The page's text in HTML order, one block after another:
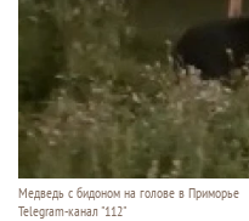
Медведь с бидоном на голове в Приморье
Telegram-канал "112"